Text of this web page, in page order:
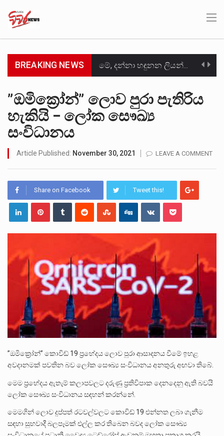
BREAKING NEWS මේ, දන්නා හඳුනන ලියන්නකුගේ නන්නාඳුනන අඩවියක සැරිසරා ලද ආස්වාදනීය මොහොතක සිංහාවලෝකනයකි .කෙටි කවියක දිගු බර…
බන්ධනාගාර රැදවියන් 1,021 දෙනෙකු ඉකුත් වසර පහක කාලය තුලදී (2020 ජනවාරි 01 සිට 2025 දෙසැම්බර්…
මහර බන්ධනාගාරයේ අද ඇතිවූ සිද්ධියෙන් තුවාල ලැබූ බව කියන රැඳවියන් ගණන ඉහළ ගොස් තිබේ. ඒ…
ගොවියන්ගේ ප්‍රශ්න, ධීවරයන්ගේ ප්‍රශ්න, සෞඛය ප්‍රශ්න, වැටු ප්‍ර්ශ්න, රැකියා විරහිත ප්‍රශ්න මේ සියලු ප්‍රශ්නවලට තනි…
”ඔමික්‍රෝන්” ලොව පුරා පැතිරිය
හැකියි – ලෝක සෞඛ්‍ය
සංවිධානය
Article Published: November 30, 2021 LEAVE A COMMENT
Share on Facebook Tweet this!
”ඔමික්‍රෝන්” කොවිඩ් 19 ප්‍රභේදය ලොව පුරා ආසාදනය වීමේ ඉහළ
අවදානමක් පවතින බව ලෝක සෞඛ්‍ය සංවිධානය අනතුරු අඟවා තිබේ.
මෙම ප්‍රභේදය ඇතැම් කලාපවලට දරුණු ප්‍රතිවිපාක දෙනදෙනු ඇති බවයි
ලෝක සෞඛ්‍ය සංවිධානය සඳහන් කරන්නේ.
මෙමගින් ලොව දුප්පත් රටවල්වලට කොවිඩ් 19 එන්නත ලබා ගැනීම
සඳහා සුභවාදී බලපෑමක් එල්ල කර තිබෙන බවද ලෝක සෞඛ්‍ය